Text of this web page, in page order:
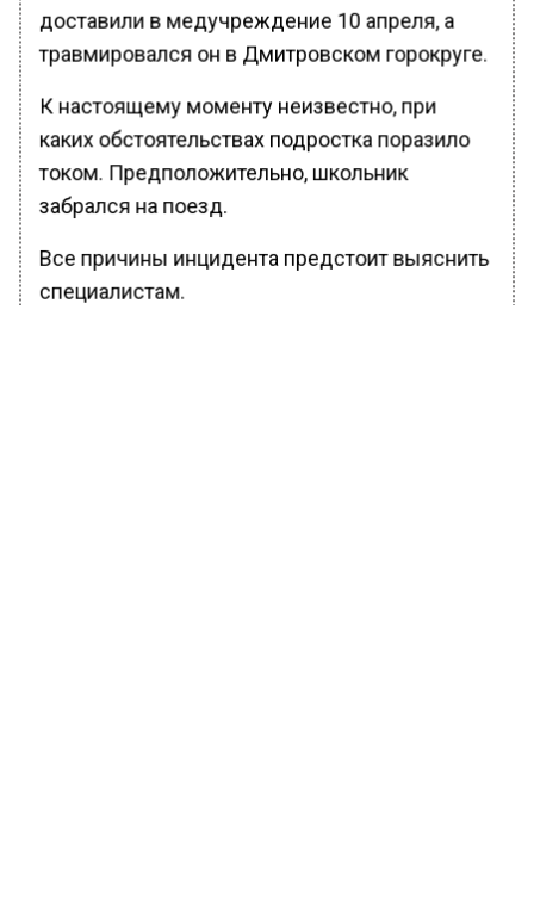
доставили в медучреждение 10 апреля, а
травмировался он в Дмитровском горокруге.
К настоящему моменту неизвестно, при
каких обстоятельствах подростка поразило
током. Предположительно, школьник
забрался на поезд.
Все причины инцидента предстоит выяснить
специалистам.